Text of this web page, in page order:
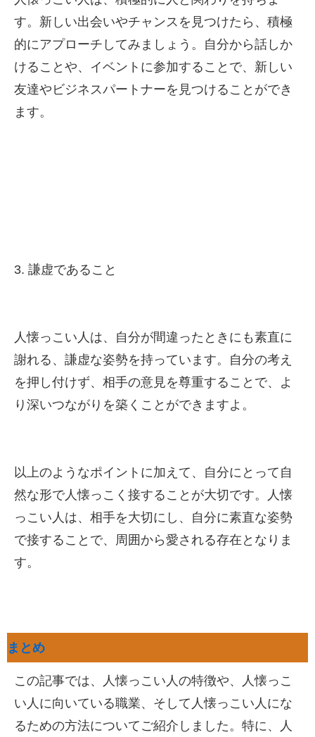
す。新しい出会いやチャンスを見つけたら、積極
的にアプローチしてみましょう。自分から話しか
けることや、イベントに参加することで、新しい
友達やビジネスパートナーを見つけることができ
ます。
3. 謙虚であること
人懐っこい人は、自分が間違ったときにも素直に
謝れる、謙虚な姿勢を持っています。自分の考え
を押し付けず、相手の意見を尊重することで、よ
り深いつながりを築くことができますよ。
以上のようなポイントに加えて、自分にとって自
然な形で人懐っこく接することが大切です。人懐
っこい人は、相手を大切にし、自分に素直な姿勢
で接することで、周囲から愛される存在となりま
す。
まとめ
この記事では、人懐っこい人の特徴や、人懐っこ
い人に向いている職業、そして人懐っこい人にな
るための方法についてご紹介しました。特に、人